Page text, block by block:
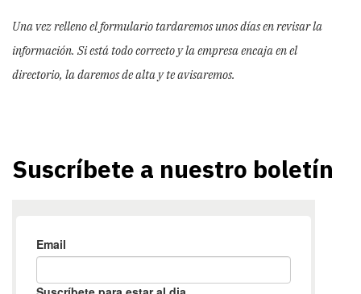
Una vez relleno el formulario tardaremos unos días en revisar la
información. Si está todo correcto y la empresa encaja en el
directorio, la daremos de alta y te avisaremos.
Suscríbete a nuestro boletín